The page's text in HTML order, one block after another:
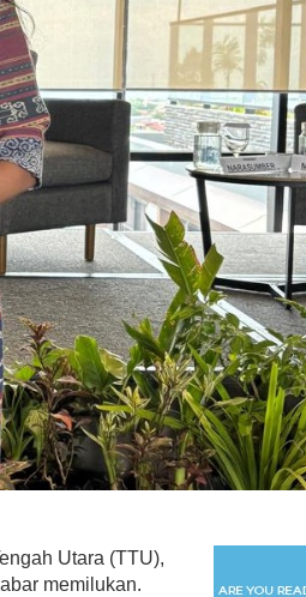
Utara (TTU),
memilukan.